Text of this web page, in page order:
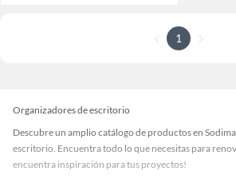
1
Organizadores de escritorio
Descubre un amplio catálogo de productos en
escritorio. Encuentra todo lo que necesitas para
encuentra inspiración para tus proyectos!